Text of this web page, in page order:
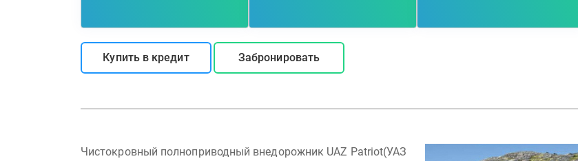
Купить в кредит Забронировать
Чистокровный полноприводный внедорожник UAZ Patriot(УАЗ